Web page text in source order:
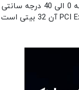
این محصول در ابعاد 21.5 × 78.5 × 120.8 میلی متر